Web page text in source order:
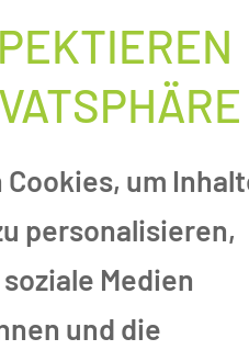
Sektionen
, Rekonstruktive &
Chirurgie
um
personalisieren,
Medien
und die